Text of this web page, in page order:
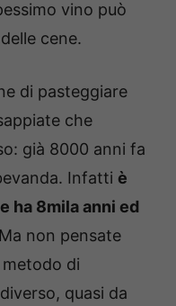
vino può
cene.
di pasteggiare
che
già 8000 anni fa
Infatti è
ha 8mila anni ed
non pensate
metodo di
quasi da